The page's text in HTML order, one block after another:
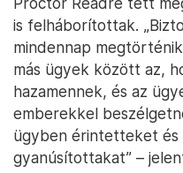
gyilkossági
hanyagságok, akkor ez
átlagosabb, civil
aggodalomra és
azNBC-nek Daniel
Egyetem jogi és
jól látszik az is, hogy a
csőlátás milyen